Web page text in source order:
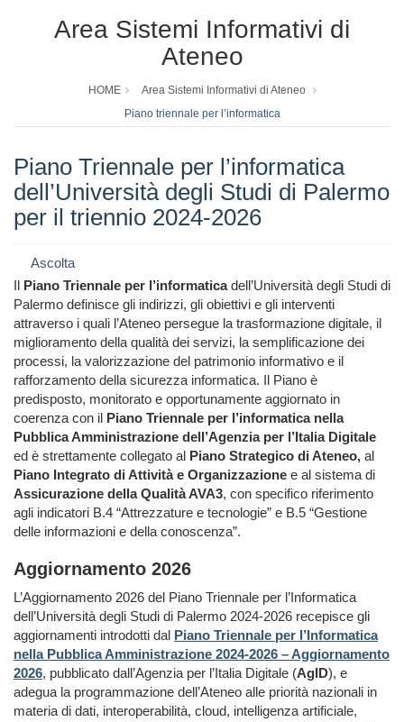
Area Sistemi Informativi di
Ateneo
HOME
Area Sistemi Informativi di Ateneo
Piano triennale per l’informatica
Piano Triennale per l’informatica
dell’Università degli Studi di Palermo
per il triennio 2024-2026
Ascolta
Il Piano Triennale per l’informaticadell’Università degli Studi di
Palermo definisce gli indirizzi, gli obiettivi e gli interventi
attraverso i quali l’Ateneo persegue la trasformazione digitale, il
miglioramento della qualità dei servizi, la semplificazione dei
processi, la valorizzazione del patrimonio informativo e il
rafforzamento della sicurezza informatica. Il Piano è
predisposto, monitorato e opportunamente aggiornato in
coerenza con il Piano Triennale per l’informatica nella
Pubblica Amministrazione dell’Agenzia per l’Italia Digitale
ed è strettamente collegato al Piano Strategico di Ateneo, al
Piano Integrato di Attività e Organizzazione e al sistema di
Assicurazione della Qualità AVA3, con specifico riferimento
agli indicatori B.4 “Attrezzature e tecnologie” e B.5 “Gestione
delle informazioni e della conoscenza”.
Aggiornamento 2026
L’Aggiornamento 2026 del Piano Triennale per l’Informatica
dell’Università degli Studi di Palermo 2024-2026 recepisce gli
aggiornamenti introdotti dal Piano Triennale per l’Informatica
nella Pubblica Amministrazione 2024-2026 – Aggiornamento
2026, pubblicato dall’Agenzia per l’Italia Digitale (AgID), e
adegua la programmazione dell’Ateneo alle priorità nazionali in
materia di dati, interoperabilità, cloud, intelligenza artificiale,